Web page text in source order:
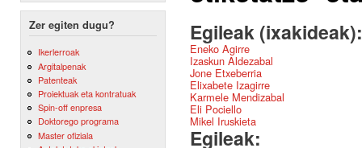
Zer egiten dugu?
Ikerlerroak
Argitalpenak
Patenteak
Proiektuak eta kontratuak
Spin-off enpresa
Doktorego programa
Master ofiziala
Egileak
Eneko Agirre
Izaskun Aldezabal
Jone Etxeberria
Elixabete Izagirre
Karmele Mendizabal
Eli Pociello
Mikel Iruskieta
Egileak: